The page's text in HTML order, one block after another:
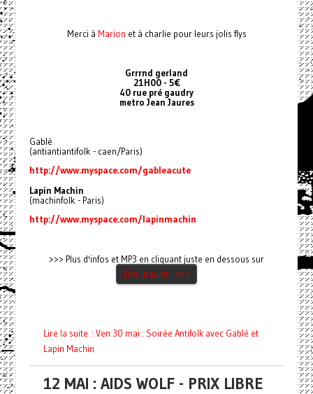
Merci à Marion et à charlie pour leurs jolis flys
Grrrnd gerland
21H00 - 5€
40 rue pré gaudry
metro Jean Jaures
Gablé
(antiantiantifolk - caen/Paris)
http://www.myspace.com/gableacute
Lapin Machin
(machinfolk - Paris)
http://www.myspace.com/lapinmachin
>>> Plus d'infos et MP3 en cliquant juste en dessous sur
Lire la suite...>>>
Lire la suite : Ven 30 mai : Soirée Antifolk avec Gablé et
Lapin Machin
12 MAI : AIDS WOLF - PRIX LIBRE